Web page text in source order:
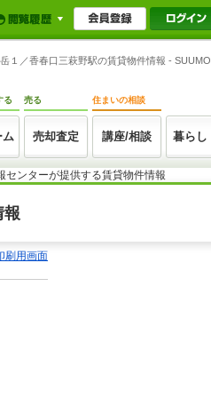
１／香春口三萩野駅の賃貸物件情報 - SUUMO
る
ム
売る
売却査定
住まいの相談
講座/相談 暮らし
ンターが提供する賃貸物件情報
報
刷用画面